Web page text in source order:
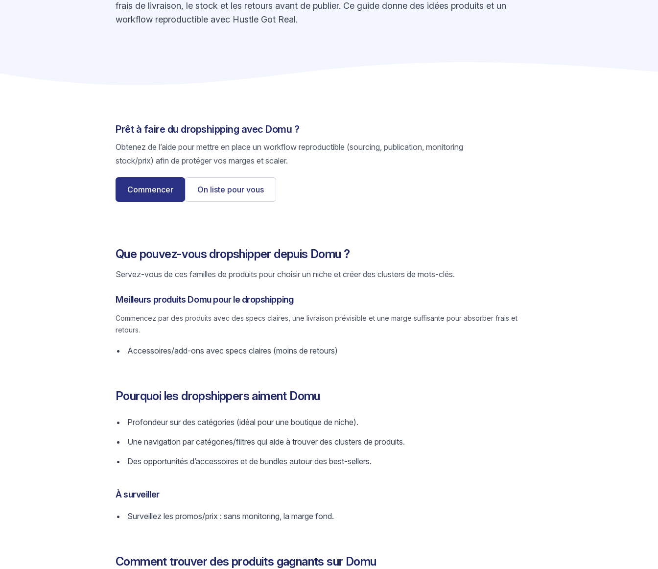
frais de livraison, le stock et les retours avant de publier. Ce guide donne des idées produits et un
workflow reproductible avec Hustle Got Real.
Prêt à faire du dropshipping avec Domu ?
Obtenez de l’aide pour mettre en place un workflow reproductible (sourcing, publication, monitoring
stock/prix) afin de protéger vos marges et scaler.
Commencer On liste pour vous
Que pouvez-vous dropshipper depuis Domu ?
Servez-vous de ces familles de produits pour choisir un niche et créer des clusters de mots-clés.
Meilleurs produits Domu pour le dropshipping
Commencez par des produits avec des specs claires, une livraison prévisible et une marge suffisante pour absorber frais et
retours.
Accessoires/add-ons avec specs claires (moins de retours)
Pourquoi les dropshippers aiment Domu
Profondeur sur des catégories (idéal pour une boutique de niche).
Une navigation par catégories/filtres qui aide à trouver des clusters de produits.
Des opportunités d’accessoires et de bundles autour des best-sellers.
À surveiller
Surveillez les promos/prix : sans monitoring, la marge fond.
Comment trouver des produits gagnants sur Domu